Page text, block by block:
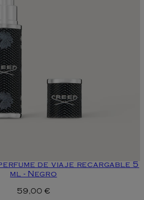
de viaje recargable 5
ml - Negro
59,00 €